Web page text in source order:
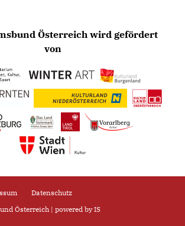
Österreich wird gefördert
von
Datenschutz
Österreich | powered byIS